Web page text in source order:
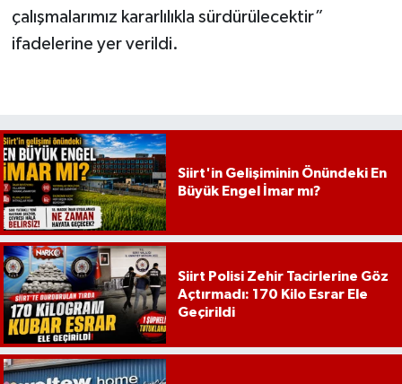
çalışmalarımız kararlılıkla sürdürülecektir”
ifadelerine yer verildi.
Siirt'in Gelişiminin Önündeki En
Büyük Engel İmar mı?
Siirt Polisi Zehir Tacirlerine Göz
Açtırmadı: 170 Kilo Esrar Ele
Geçirildi